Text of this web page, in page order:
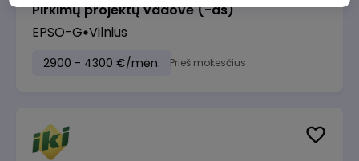
Pirkimų projektų vadovė (-as)
EPSO-G Vilnius
2900 - 4300 €/mėn. Prieš mokesčius